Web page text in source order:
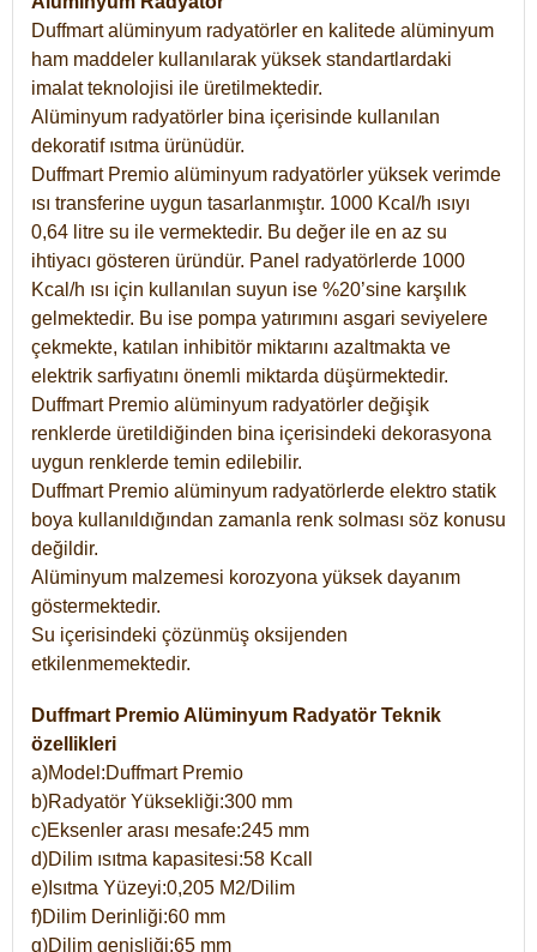
Duffmart alüminyum radyatörler en kalitede alüminyum
ham maddeler kullanılarak yüksek standartlardaki
imalat teknolojisi ile üretilmektedir.
Alüminyum radyatörler bina içerisinde kullanılan
dekoratif ısıtma ürünüdür.
Duffmart Premio alüminyum radyatörler yüksek verimde
ısı transferine uygun tasarlanmıştır. 1000 Kcal/h ısıyı
0,64 litre su ile vermektedir. Bu değer ile en az su
ihtiyacı gösteren üründür. Panel radyatörlerde 1000
Kcal/h ısı için kullanılan suyun ise %20’sine karşılık
gelmektedir. Bu ise pompa yatırımını asgari seviyelere
çekmekte, katılan inhibitör miktarını azaltmakta ve
elektrik sarfiyatını önemli miktarda düşürmektedir.
Duffmart Premio alüminyum radyatörler değişik
renklerde üretildiğinden bina içerisindeki dekorasyona
uygun renklerde temin edilebilir.
Duffmart Premio alüminyum radyatörlerde elektro statik
boya kullanıldığından zamanla renk solması söz konusu
değildir.
Alüminyum malzemesi korozyona yüksek dayanım
göstermektedir.
Su içerisindeki çözünmüş oksijenden
etkilenmemektedir.
Duffmart Premio Alüminyum Radyatör Teknik
özellikleri
a)Model:Duffmart Premio
b)Radyatör Yüksekliği:300 mm
c)Eksenler arası mesafe:245 mm
d)Dilim ısıtma kapasitesi:58 Kcall
e)Isıtma Yüzeyi:0,205 M2/Dilim
f)Dilim Derinliği:60 mm
g)Dilim genişliği:65 mm